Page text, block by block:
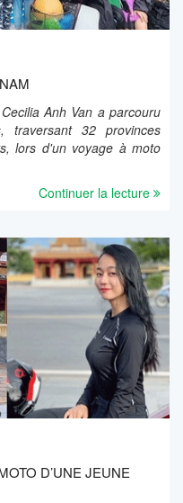
Anh Van a parcouru
32 provinces
lors d'un voyage à moto
Continuer la lecture
D’UNE JEUNE